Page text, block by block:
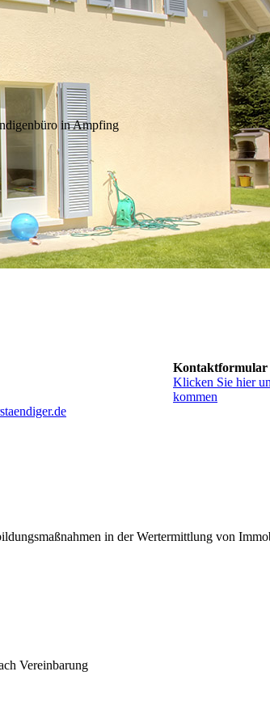
in Ampfing
Kontakt­formular
Klicken Sie hier
kommen
in der Wertermittlung von
Vereinbarung